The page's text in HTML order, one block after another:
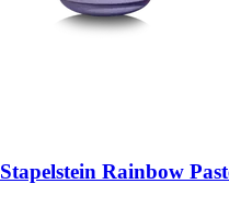
Stapelstein Rainbow